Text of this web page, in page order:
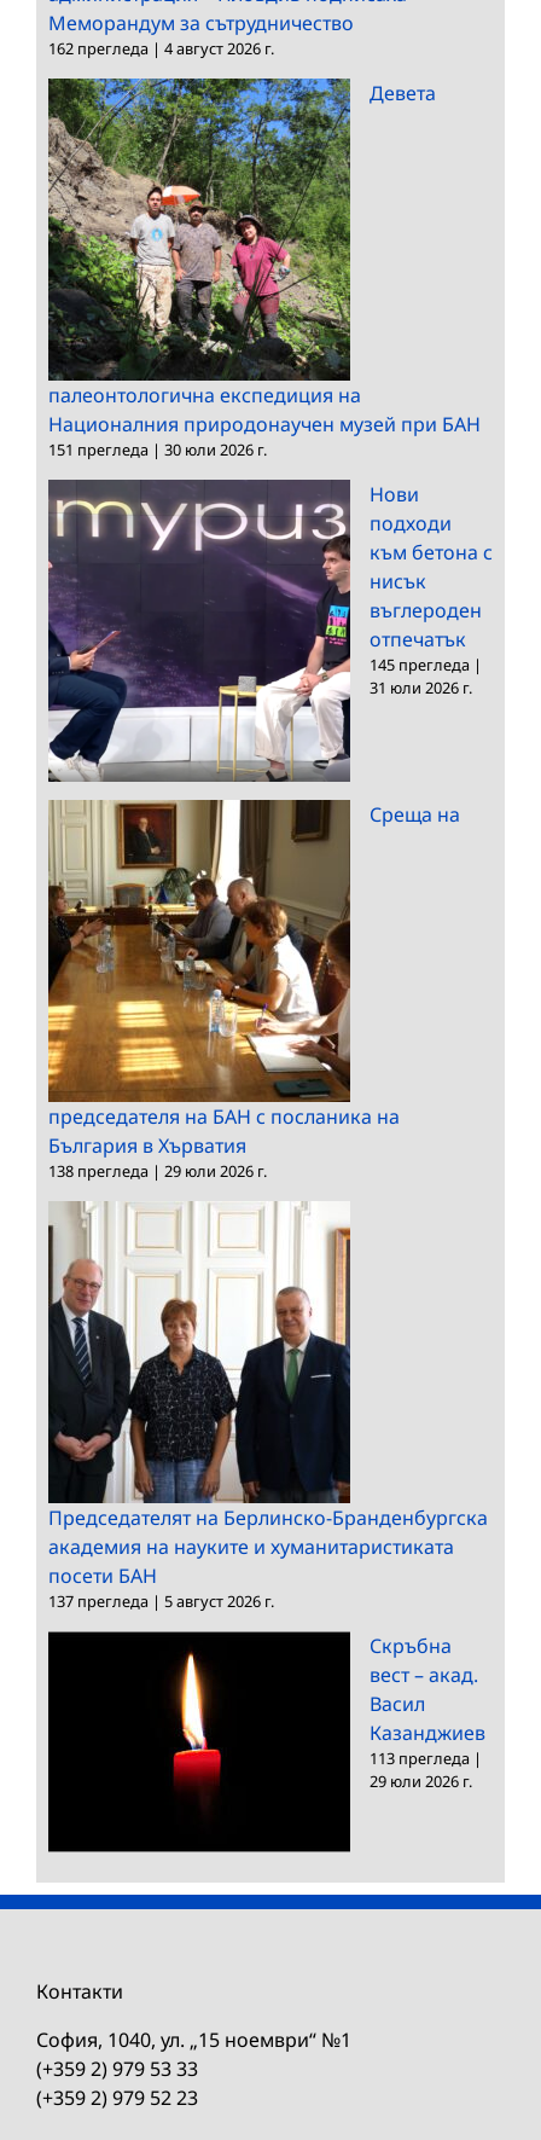
Меморандум за сътрудничество
162 прегледа | 4 август 2026 г.
Девета
палеонтологична експедиция на
Националния природонаучен музей при БАН
151 прегледа | 30 юли 2026 г.
Нови
подходи
към бетона с
нисък
въглероден
отпечатък
145 прегледа |
31 юли 2026 г.
Среща на
председателя на БАН с посланика на
България в Хърватия
138 прегледа | 29 юли 2026 г.
Председателят на Берлинско-Бранденбургска
академия на науките и хуманитаристиката
посети БАН
137 прегледа | 5 август 2026 г.
Скръбна
вест – акад.
Васил
Казанджиев
113 прегледа |
29 юли 2026 г.
Контакти
София, 1040, ул. „15 ноември“ №1
(+359 2) 979 53 33
(+359 2) 979 52 23